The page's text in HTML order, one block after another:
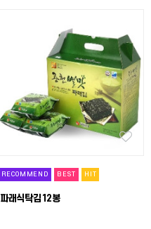
RECOMMEND BEST HIT
파래식탁김12봉